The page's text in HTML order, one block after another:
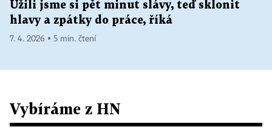
Užili jsme si pět minut slávy, teď sklonit
hlavy a zpátky do práce, říká
7. 4. 2026 ▪ 5 min. čtení
Vybíráme z HN